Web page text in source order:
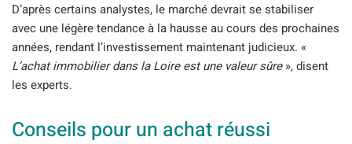
D’après certains analystes, le marché devrait se stabiliser
avec une légère tendance à la hausse au cours des prochaines
années, rendant l’investissement maintenant judicieux. «
L’achat immobilier dans la Loire est une valeur sûre», disent
les experts.
Conseils pour un achat réussi